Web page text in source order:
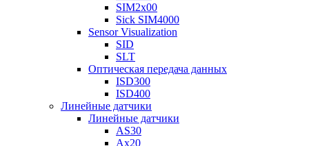
SIM2x00
Sick SIM4000
Sensor Visualization
SID
SLT
Оптическая передача данных
ISD300
ISD400
Линейные датчики
Линейные датчики
AS30
Ax20